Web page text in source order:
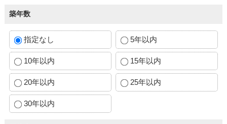
築年数
指定なし 5年以内
10年以内 15年以内
20年以内 25年以内
30年以内